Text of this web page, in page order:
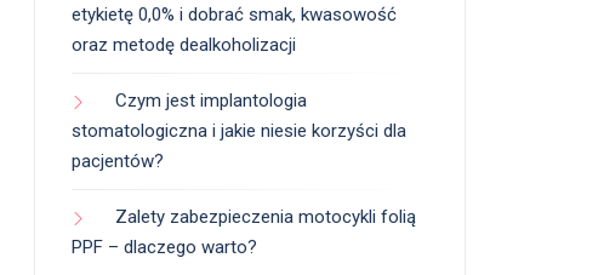
etykietę 0,0% i dobrać smak, kwasowość
oraz metodę dealkoholizacji
Czym jest implantologia
stomatologiczna i jakie niesie korzyści dla
pacjentów?
Zalety zabezpieczenia motocykli folią
PPF – dlaczego warto?